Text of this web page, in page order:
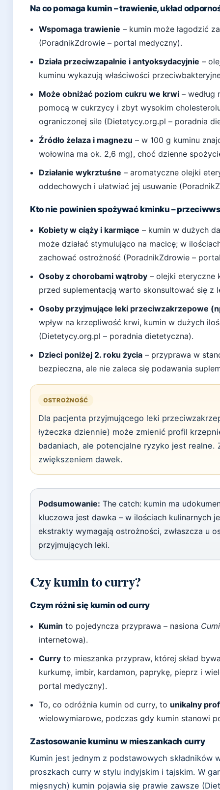
Na co pomaga kumin – trawienie, układ
Wspomaga trawienie – kumin może łagodzić
(PoradnikZdrowie – portal medyczny).
Działa przeciwzapalnie i antyoksydacyjnie –
kuminu wykazują właściwości
Może obniżać poziom cukru we krwi – według
pomocą w cukrzycy i zbyt wysokim
ograniczonej sile (Dietetycy.org.pl – poradnia
Źródło żelaza i magnezu – w 100 g kuminu
wołowina ma ok. 2,6 mg), choć dzienne
Działanie wykrztuśne – aromatyczne olejki
oddechowych i ułatwiać jej usuwanie
Kto nie powinien spożywać kminku –
Kobiety w ciąży i karmiące – kumin w dużych
może działać stymulująco na macicę; w
zachować ostrożność (PoradnikZdrowie –
Osoby z chorobami wątroby – olejki eteryczne
przed suplementacją warto skonsultować się z
Osoby przyjmujące leki przeciwzakrzepowe
wpływ na krzepliwość krwi, kumin w dużych
(Dietetycy.org.pl – poradnia dietetyczna).
Dzieci poniżej 2. roku życia – przyprawa w
bezpieczna, ale nie zaleca się podawania
OSTROŻNOŚĆ
Dla pacjenta przyjmującego leki
łyżeczka dziennie) może zmienić profil
badaniach, ale potencjalne ryzyko jest realne.
zwiększeniem dawek.
Podsumowanie: The catch: kumin ma
kluczowa jest dawka – w ilościach kulinarnych
ekstrakty wymagają ostrożności, zwłaszcza u
przyjmujących leki.
Czy kumin to curry?
Czym różni się kumin od curry
Kumin to pojedyncza przyprawa – nasiona
internetowa).
Curry to mieszanka przypraw, której skład
kurkumę, imbir, kardamon, paprykę, pieprz i
portal medyczny).
To, co odróżnia kumin od curry, to unikalny
wielowymiarowe, podczas gdy kumin stanowi
Zastosowanie kuminu w mieszankach curry
Kumin jest jednym z podstawowych składników
proszkach curry w stylu indyjskim i tajskim. W
mięsnych) kumin pojawia się prawie zawsze